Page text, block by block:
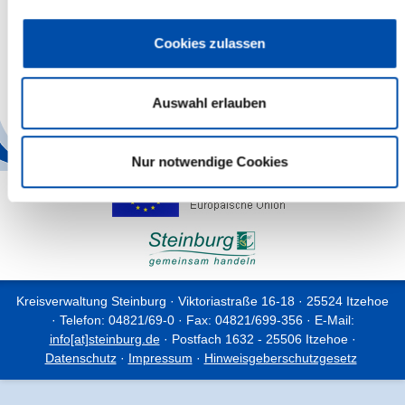
Cookies zulassen
Auswahl erlauben
Nur notwendige Cookies
Eintritt 10,00 Euro pro Person inkl. Kaffee und Kuchen
Die Karten sind ab sofort an der Museumskasse erhältlich.
Back
Kreisverwaltung Steinburg · Viktoriastraße 16-18 · 25524 Itzehoe
· Telefon: 04821/69-0 · Fax: 04821/699-356 · E-Mail:
info[at]steinburg.de· Postfach 1632 - 25506 Itzehoe ·
Datenschutz· Impressum · Hinweisgeberschutzgesetz